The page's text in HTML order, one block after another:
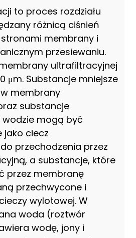
to proces rozdziału
różnicą ciśnień
membrany i
przesiewaniu.
ultrafiltracyjnej
μm. Substancje mniejsze
membrany
substancje
mogą być
jako ciecz
przechodzenia przez
a substancje, które
przez membranę
przechwycone i
wylotowej. W
woda (roztwór
wodę, jony i